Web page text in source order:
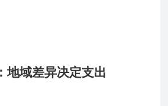
地域差异决定支出